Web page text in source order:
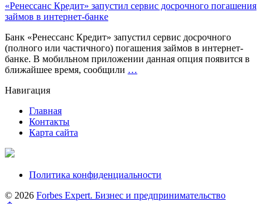
«Ренессанс Кредит» запустил сервис досрочного погашения
займов в интернет-банке
Банк «Ренессанс Кредит» запустил сервис досрочного
(полного или частичного) погашения займов в интернет-
банке. В мобильном приложении данная опция появится в
ближайшее время, сообщили …
Навигация
Главная
Контакты
Карта сайта
Политика конфиденциальности
© 2026 Forbes Expert. Бизнес и предпринимательство